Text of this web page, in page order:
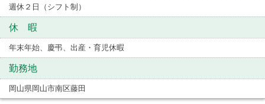
週休２日（シフト制）
休 暇
年末年始、慶弔、出産・育児休暇
勤務地
岡山県岡山市南区藤田